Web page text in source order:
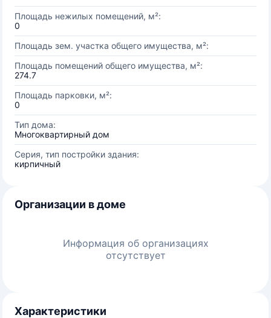
Площадь нежилых помещений, м²:
0
Площадь зем. участка общего имущества, м²:
Площадь помещений общего имущества, м²:
274.7
Площадь парковки, м²:
0
Тип дома:
Многоквартирный дом
Серия, тип постройки здания:
кирпичный
Организации в доме
Информация об организациях
отсутствует
Характеристики